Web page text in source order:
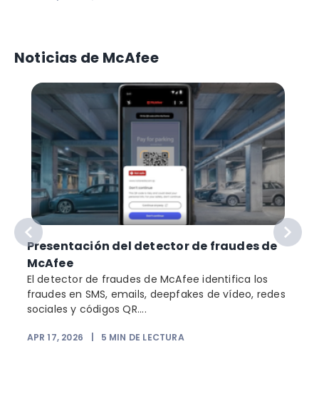
Noticias de McAfee
Presentación del detector de fraudes de
McAfee
El detector de fraudes de McAfee identifica los
fraudes en SMS, emails, deepfakes de vídeo, redes
sociales y códigos QR....
APR 17, 2026 5 MIN DE LECTURA